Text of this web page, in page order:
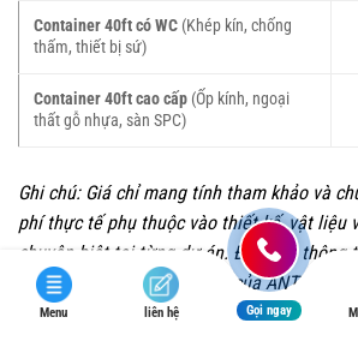
Container 40ft có WC (Khép kín, chống
thấm, thiết bị sứ)
Container 40ft cao cấp (Ốp kính, ngoại
thất gỗ nhựa, sàn SPC)
Ghi chú: Giá chỉ mang tính tham khảo và
phí thực tế phụ thuộc vào thiết kế, vật liệu
chuyên biệt tại từng dự án. Để nhận thông
liên hệ bộ phận kinh doanh của ANTACO.
Menu liên hệ Gọi ngay